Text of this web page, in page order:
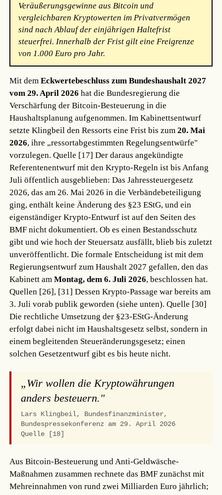
Veräußerungsgewinne aus Bitcoin und
vergleichbaren Kryptowerten im Privatvermögen
sind nach Ablauf der einjährigen Haltefrist
steuerfrei. Innerhalb der Frist gilt eine Freigrenze
von 1.000 Euro pro Jahr.
Mit demEckwertebeschluss zum Bundeshaushalt 2027
vom 29. April 2026 hat die Bundesregierung die
Verschärfung der Bitcoin-Besteuerung in die
Haushaltsplanung aufgenommen. Im Kabinettsentwurf
setzte Klingbeil den Ressorts eine Frist bis zum20. Mai
2026, ihre „ressortabgestimmten Regelungsentwürfe"
vorzulegen.Quelle [17] Der daraus angekündigte
Referentenentwurf mit den Krypto-Regeln ist bis Anfang
Juli öffentlich ausgeblieben: Das Jahressteuergesetz
2026, das am 26. Mai 2026 in die Verbändebeteiligung
ging, enthält keine Änderung des §23 EStG, und ein
eigenständiger Krypto-Entwurf ist auf den Seiten des
BMF nicht dokumentiert. Ob es einen Bestandsschutz
gibt und wie hoch der Steuersatz ausfällt, blieb bis zuletzt
unveröffentlicht. Die formale Entscheidung ist mit dem
Regierungsentwurf zum Haushalt 2027 gefallen, den das
Kabinett amMontag, dem 6. Juli 2026, beschlossen hat.
Quellen [26], [31] Dessen Krypto-Passage war bereits am
3. Juli vorab publik geworden (siehe unten).Quelle [30]
Die rechtliche Umsetzung der §23-EStG-Änderung
erfolgt dabei nicht im Haushaltsgesetz selbst, sondern in
einem begleitenden Steueränderungsgesetz; einen
solchen Gesetzentwurf gibt es bis heute nicht.
„Wir wollen die Kryptowährungen
anders besteuern."
Lars Klingbeil, Bundesfinanzminister,
Bundespressekonferenz am 29. April 2026
Quelle [18]
Aus Bitcoin-Besteuerung und Anti-Geldwäsche-
Maßnahmen zusammen rechnete das BMF zunächst mit
Mehreinnahmen von rund zwei Milliarden Euro jährlich;